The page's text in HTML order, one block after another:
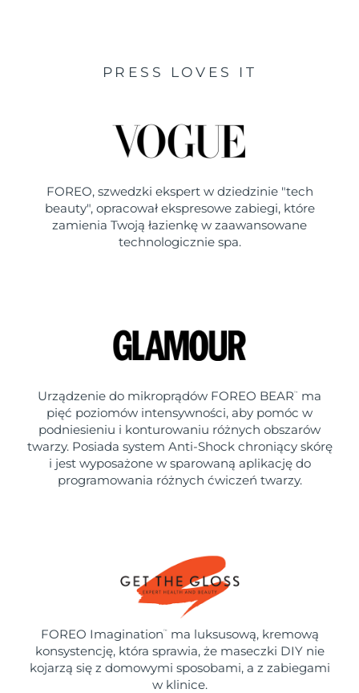
PRESS LOVES IT
FOREO, szwedzki ekspert w dziedzinie "tech
beauty", opracował ekspresowe zabiegi, które
zamienia Twoją łazienkę w zaawansowane
technologicznie spa.
Urządzenie do mikroprądów FOREO BEAR ™
ma
pięć poziomów intensywności, aby pomóc w
podniesieniu i konturowaniu różnych obszarów
twarzy. Posiada system Anti-Shock chroniący skórę
i jest wyposażone w sparowaną aplikację do
programowania różnych ćwiczeń twarzy.
FOREO Imagination ™
ma luksusową, kremową
konsystencję, która sprawia, że maseczki DIY nie
kojarzą się z domowymi sposobami, a z zabiegami
w klinice.